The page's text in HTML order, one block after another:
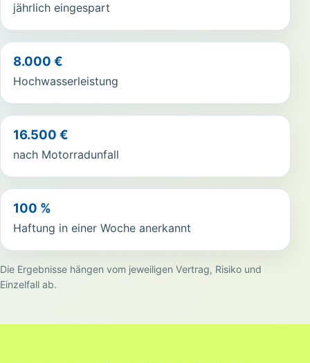
jährlich eingespart
8.000 €
Hochwasserleistung
16.500 €
nach Motorradunfall
100 %
Haftung in einer Woche anerkannt
Die Ergebnisse hängen vom jeweiligen Vertrag, Risiko und
Einzelfall ab.